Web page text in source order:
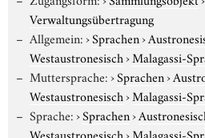
Verwaltungsübertragung
Allgemein:›Sprachen›
Westaustronesisch›Malagassi-
Muttersprache:›Sprachen›
Westaustronesisch›Malagassi-
Sprache:›Sprachen›
Westaustronesisch›Malagassi-